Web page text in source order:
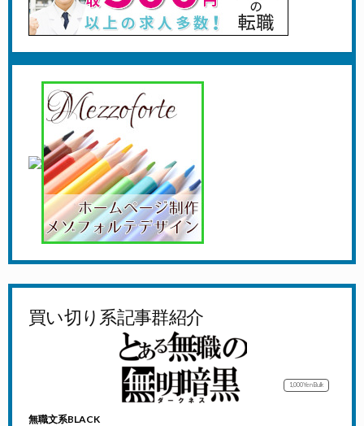
買い切り系記事群紹介
1,000YenBulk
無職文系BLACK